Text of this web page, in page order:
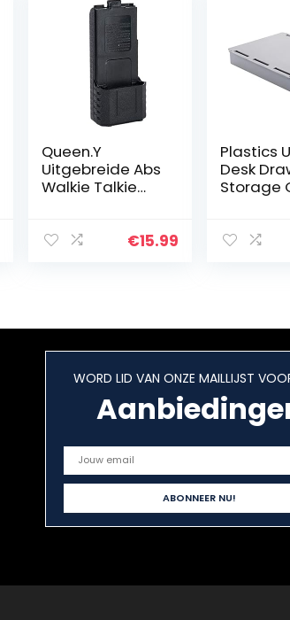
Queen.Y
Uitgebreide Abs
Walkie Talkie
Case Duurzaam
€15.99
Plastics
Desk
Storage
WORD LID VAN ONZE MAILLIJST